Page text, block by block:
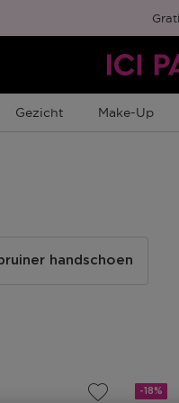
Gezicht Make-Up
handschoen
-18%